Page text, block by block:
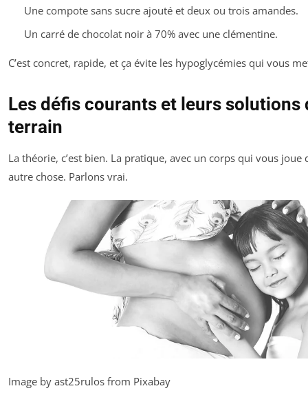
Une compote sans sucre ajouté et deux ou trois amandes.
Un carré de chocolat noir à 70% avec une clémentine.
C’est concret, rapide, et ça évite les hypoglycémies qui vous
Les défis courants et leurs solutions
terrain
La théorie, c’est bien. La pratique, avec un corps qui vous joue
autre chose. Parlons vrai.
Image by ast25rulos from Pixabay